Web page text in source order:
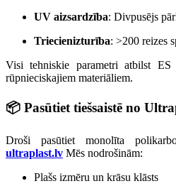
UV aizsardzība: Divpusējs
Triecienizturība: >200 reizes
Visi tehniskie parametri atbilst ES
rūpnieciskajiem materiāliem.
📦 Pasūtiet tiešsaistē no
Droši pasūtiet monolīta
ultraplast.lv Mēs nodrošinām:
Plašs izmēru un krāsu klāsts